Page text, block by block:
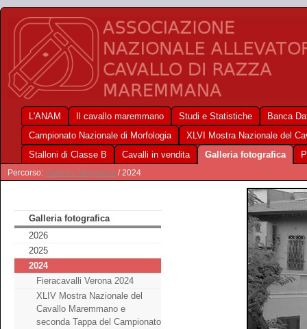
L'ANAM Il cavallo maremmano Studi e Statistiche
Banca
Campionato Nazionale di Morfologia
XLVI Mostra Nazionale del
Stalloni di Classe B
Cavalli in vendita Galleria fotografica
Percorso: Galleria fotografica / 2024
Galleria fotografica
2026
2025
2024
Fieracavalli Verona 2024
XLIV Mostra Nazionale del
Cavallo Maremmano e
seconda Tappa del Campionato